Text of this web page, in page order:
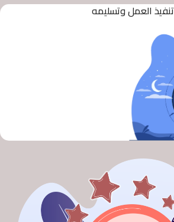
تنفيذ العمل وتسليمه